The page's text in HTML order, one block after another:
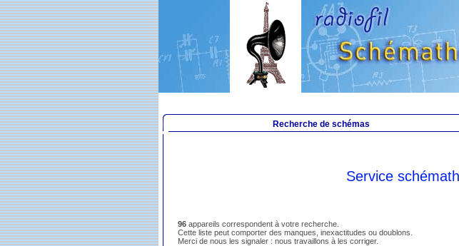
Recherche de schémas
Service
96 appareils correspondent à votre recherche.
Cette liste peut comporter des manques, inexactitudes ou doublons.
Merci de nous les signaler : nous travaillons à les corriger.